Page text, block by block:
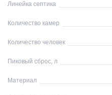
Линейка септика
Количество камер
Количество человек
Пиковый сброс, л
Материал